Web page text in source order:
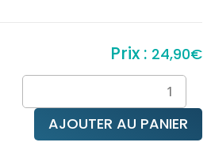
24,90€
quantité
Bracelet
en
AJOUTER AU PANIER